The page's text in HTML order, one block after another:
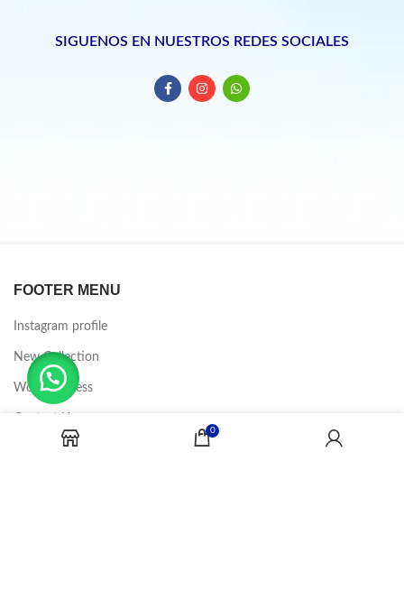
SIGUENOS EN NUESTROS REDES SOCIALES
FOOTER MENU
Instagram profile
New Collection
Woman Dress
Latest News
0